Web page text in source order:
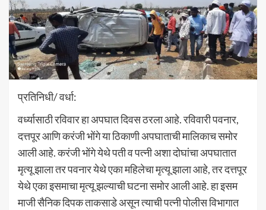
प्रतिनिधी/ वर्धा:
वर्ध्यासाठी रविवार हा अपघात दिवस ठरला आहे. रविवारी पवनार,
दत्तपूर आणि करंजी भोंगे या ठिकाणी अपघाताची मालिकाच समोर
आली आहे. करंजी भोंगे येथे पती व पत्नी अशा दोघांचा अपघातात
मृत्यू झाला तर पवनार येथे एका महिलेचा मृत्यू झाला आहे, तर दत्तपूर
येथे एका इसमाचा मृत्यू झल्याची घटना समोर आली आहे. हा इसम
माजी सैनिक दिपक ताकसाडे असून त्याची पत्नी पोलीस विभागात